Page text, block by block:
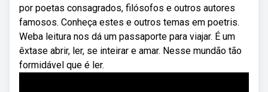
por poetas consagrados, filósofos e outros autores
famosos. Conheça estes e outros temas em poetris.
Weba leitura nos dá um passaporte para viajar. É um
êxtase abrir, ler, se inteirar e amar. Nesse mundão tão
formidável que é ler.